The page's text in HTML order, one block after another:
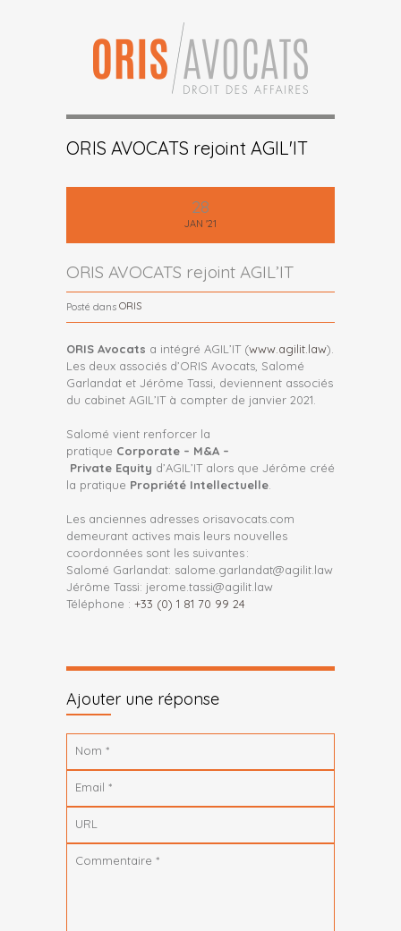
ORIS AVOCATS rejoint AGIL'IT
28
JAN '21
ORIS AVOCATS rejoint AGIL’IT
Posté dans ORIS
ORIS Avocats a intégré AGIL’IT (www.agilit.law).
Les deux associés d’ORIS Avocats, Salomé
Garlandat et Jérôme Tassi, deviennent associés
du cabinet AGIL’IT à compter de janvier 2021.
Salomé vient renforcer la
pratique Corporate – M&A –
Private Equity d’AGIL’IT alors que Jérôme créé
la pratique Propriété Intellectuelle
Les anciennes adresses orisavocats.com
demeurant actives mais leurs nouvelles
coordonnées sont les suivantes :
Salomé Garlandat: salome.garlandat@agilit.law
Jérôme Tassi: jerome.tassi@agilit.law
Téléphone : +33 (0) 1 81 70 99 24
Ajouter une réponse
Nom *
Email *
URL
Commentaire *